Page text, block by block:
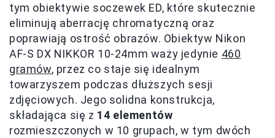
tym obiektywie soczewek ED, które skutecznie
eliminują aberrację chromatyczną oraz
poprawiają ostrość obrazów. Obiektyw Nikon
AF-S DX NIKKOR 10-24mm waży jedynie 460
gramów, przez co staje się idealnym
towarzyszem podczas dłuższych sesji
zdjęciowych. Jego solidna konstrukcja,
składająca się z 14 elementów
rozmieszczonych w 10 grupach, w tym dwóch